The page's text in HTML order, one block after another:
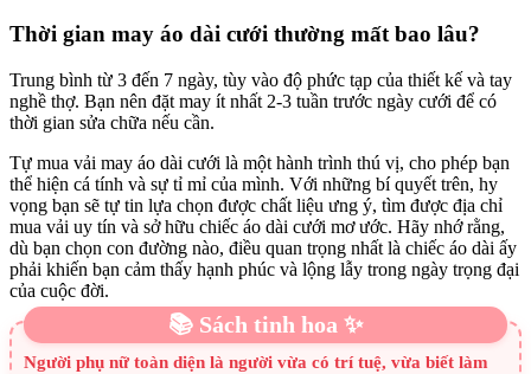
Thời gian may áo dài cưới thường mất bao lâu?
Trung bình từ 3 đến 7 ngày, tùy vào độ phức tạp của thiết kế và tay
nghề thợ. Bạn nên đặt may ít nhất 2-3 tuần trước ngày cưới để có
thời gian sửa chữa nếu cần.
Tự mua vải may áo dài cưới là một hành trình thú vị, cho phép bạn
thể hiện cá tính và sự tỉ mỉ của mình. Với những bí quyết trên, hy
vọng bạn sẽ tự tin lựa chọn được chất liệu ưng ý, tìm được địa chỉ
mua vải uy tín và sở hữu chiếc áo dài cưới mơ ước. Hãy nhớ rằng,
dù bạn chọn con đường nào, điều quan trọng nhất là chiếc áo dài ấy
phải khiến bạn cảm thấy hạnh phúc và lộng lẫy trong ngày trọng đại
của cuộc đời.
📚 Sách tinh hoa ✨
Người phụ nữ toàn diện là người vừa có trí tuệ, vừa biết làm